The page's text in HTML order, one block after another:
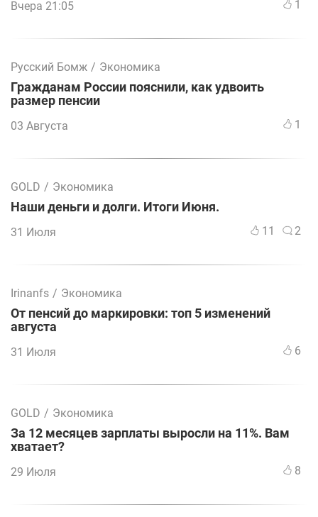
Вчера 21:05 1
Русский Бомж / Экономика
Гражданам России пояснили, как удвоить
размер пенсии
03 Августа 1
GOLD / Экономика
Наши деньги и долги. Итоги Июня.
31 Июля 11 2
Irinanfs / Экономика
От пенсий до маркировки: топ 5 изменений
августа
31 Июля 6
GOLD / Экономика
За 12 месяцев зарплаты выросли на 11%. Вам
хватает?
29 Июля 8